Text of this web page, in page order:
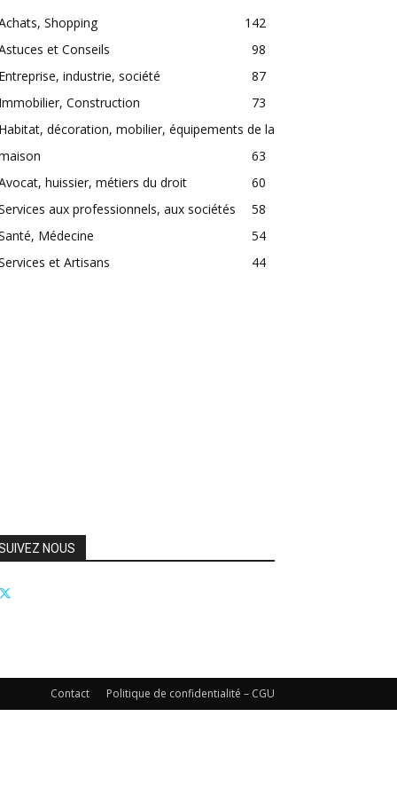
Shopping
142
et Conseils
98
Entreprise, industrie, société
87
Immobilier, Construction
73
Habitat, décoration, mobilier, équipements de la
63
huissier, métiers du droit
60
aux professionnels, aux sociétés
58
Médecine
54
et Artisans
44
NOUS
Contact Politique de confidentialité – CGU